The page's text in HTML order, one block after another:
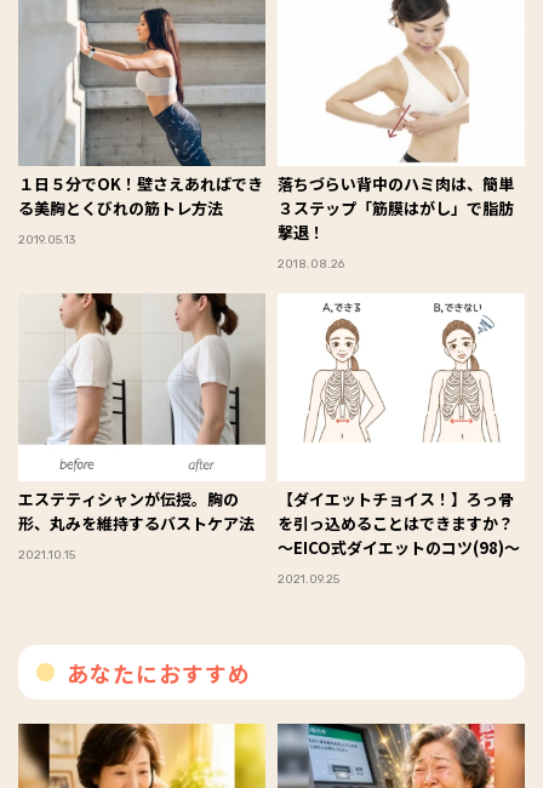
１日５分でOK！壁さえあればでき
る美胸とくびれの筋トレ方法
2019.05.13
落ちづらい背中のハミ肉は、簡単
３ステップ「筋膜はがし」で脂肪
撃退！
2018.08.26
エステティシャンが伝授。胸の
形、丸みを維持するバストケア法
2021.10.15
【ダイエットチョイス！】ろっ骨
を引っ込めることはできますか？
～EICO式ダイエットのコツ(98)～
2021.09.25
あなたにおすすめ